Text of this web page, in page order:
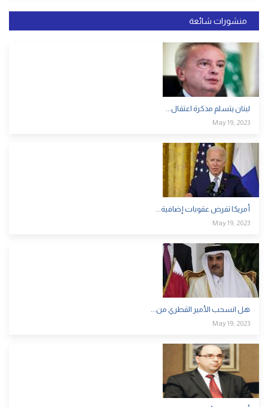
منشورات شائعة
لبنان يتسلم مذكرة اعتقال...
May 19, 2023
أمريكا تفرض عقوبات إضافية...
May 19, 2023
هل انسحب الأمير القطري من...
May 19, 2023